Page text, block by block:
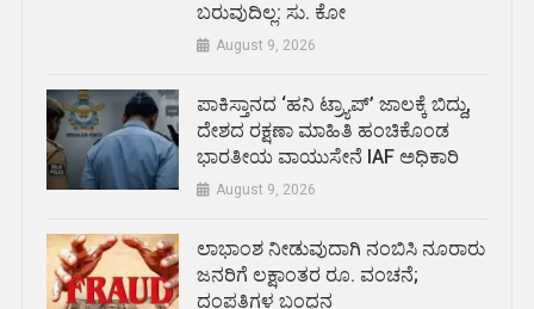
ಬರುವುದಿಲ್ಲ: ಸು. ಕೋ
August 9, 2026
ಪಾಕಿಸ್ತಾನದ ‘ಹನಿ ಟ್ರ್ಯಾಪ್’ ಜಾಲಕ್ಕೆ ಬಿದ್ದು,
ದೇಶದ ರಕ್ಷಣಾ ಮಾಹಿತಿ ಹಂಚಿಕೊಂಡ
ಭಾರತೀಯ ವಾಯುಸೇನೆ IAF ಅಧಿಕಾರಿ
August 9, 2026
ಲಾಭಾಂಶ ನೀಡುವುದಾಗಿ ನಂಬಿಸಿ ನೂರಾರು
ಜನರಿಗೆ ಲಕ್ಷಾಂತರ ರೂ. ವಂಚನೆ;
ದಂಪತಿಗಳ ಬಂಧನ